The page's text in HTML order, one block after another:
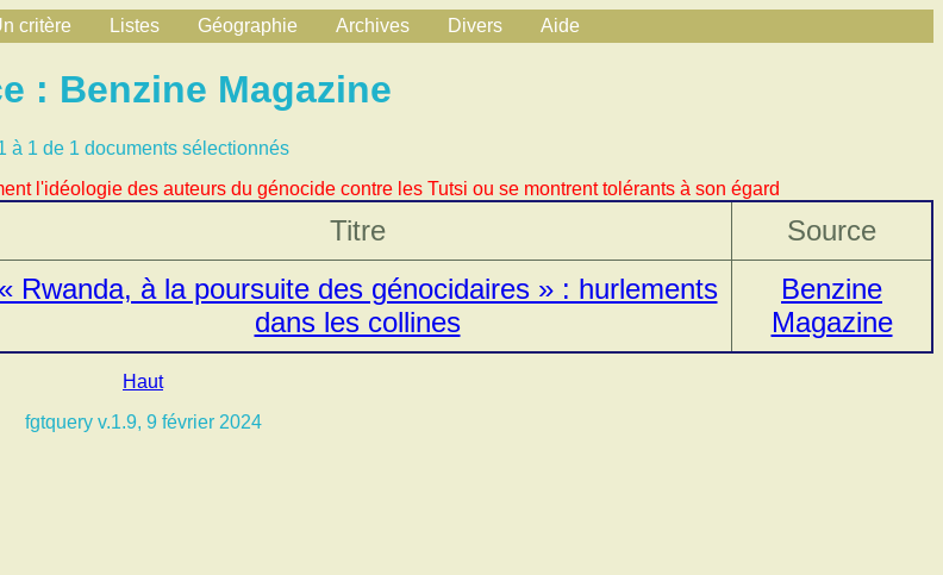
critère Listes Géographie Archives Divers Aide
: Benzine Magazine
à 1 de 1 documents sélectionnés
l'idéologie des auteurs du génocide contre les Tutsi ou se montrent tolérants à son égard
Titre Source
« Rwanda, à la poursuite des génocidaires » : hurlements
dans les collines
Benzine
Magazine
Haut
fgtquery v.1.9, 9 février 2024